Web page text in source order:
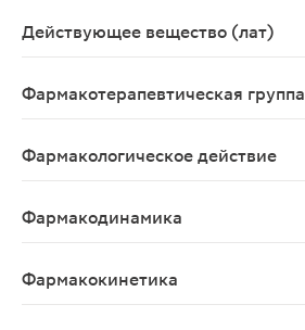
Действующее вещество (лат)
Фармакотерапевтическая группа
Фармакологическое действие
Фармакодинамика
Фармакокинетика